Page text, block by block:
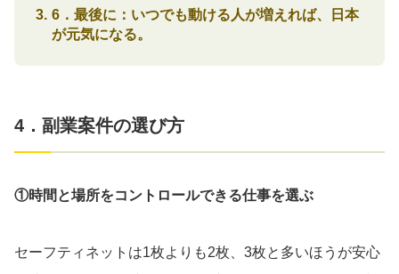
6．最後に：いつでも動ける人が増えれば、日本
が元気になる。
4．副業案件の選び方
①時間と場所をコントロールできる仕事を選ぶ
セーフティネットは1枚よりも2枚、3枚と多いほうが安心